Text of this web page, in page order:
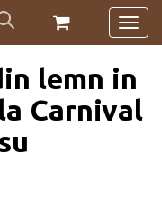
lemn in
Carnival